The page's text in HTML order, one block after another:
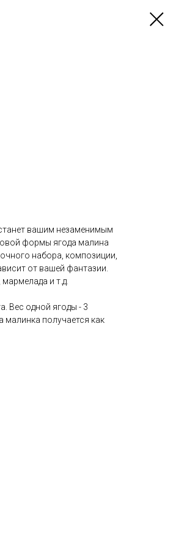
вашим незаменимым
формы ягода малина
набора, композиции,
от вашей фантазии.
и т.д.
Вес одной ягоды - 3
малинка получается как